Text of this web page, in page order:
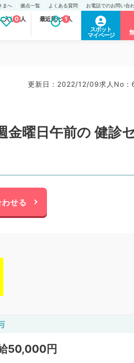
まへ 拠点一覧 よくある質問 お電話でのお問い合
入り求人
0 最近見た求人
1
スポット
マイページ
更新日 : 2022/12/09求人No :
曜日午前の 健診
せる
50,000円